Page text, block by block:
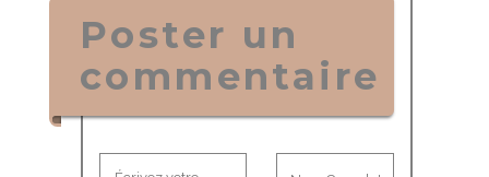
Poster un
commentaire